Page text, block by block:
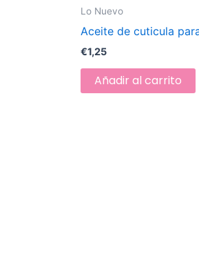
Lo Nuevo
Aceite de cuticula
€1,25
Añadir al carrito